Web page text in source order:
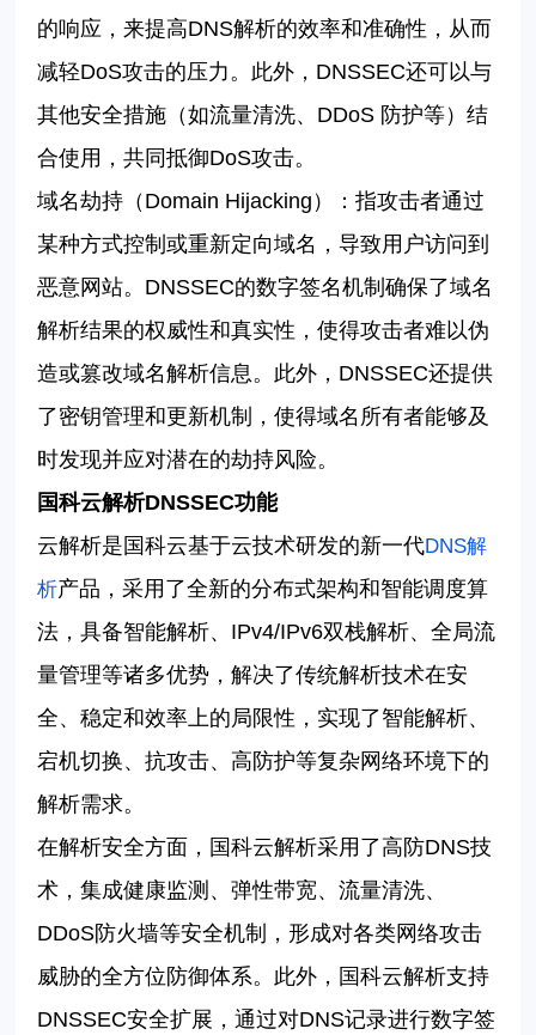
的响应，来提高DNS解析的效率和准确性，从而
减轻DoS攻击的压力。此外， DNSSEC还可以与
其他安全措施（如流量清洗、 DDoS 防护等）结
合使用，共同抵御DoS攻击。
域名劫持（ Domain Hijacking ）：指攻击者通过
某种方式控制或重新定向域名，导致用户访问到
恶意网站。 DNSSEC的数字签名机制确保了域名
解析结果的权威性和真实性，使得攻击者难以伪
造或篡改域名解析信息。此外， DNSSEC还提供
了密钥管理和更新机制，使得域名所有者能够及
时发现并应对潜在的劫持风险。
国科云解析DNSSEC功能
云解析是国科云基于云技术研发的新一代DNS解
析产品，采用了全新的分布式架构和智能调度算
法，具备智能解析、 IPv4/IPv6双栈解析、全局流
量管理等诸多优势，解决了传统解析技术在安
全、稳定和效率上的局限性，实现了智能解析、
宕机切换、抗攻击、高防护等复杂网络环境下的
解析需求。
在解析安全方面，国科云解析采用了高防DNS技
术，集成健康监测、弹性带宽、流量清洗、
DDoS防火墙等安全机制，形成对各类网络攻击
威胁的全方位防御体系。此外，国科云解析支持
DNSSEC安全扩展，通过对DNS记录进行数字签